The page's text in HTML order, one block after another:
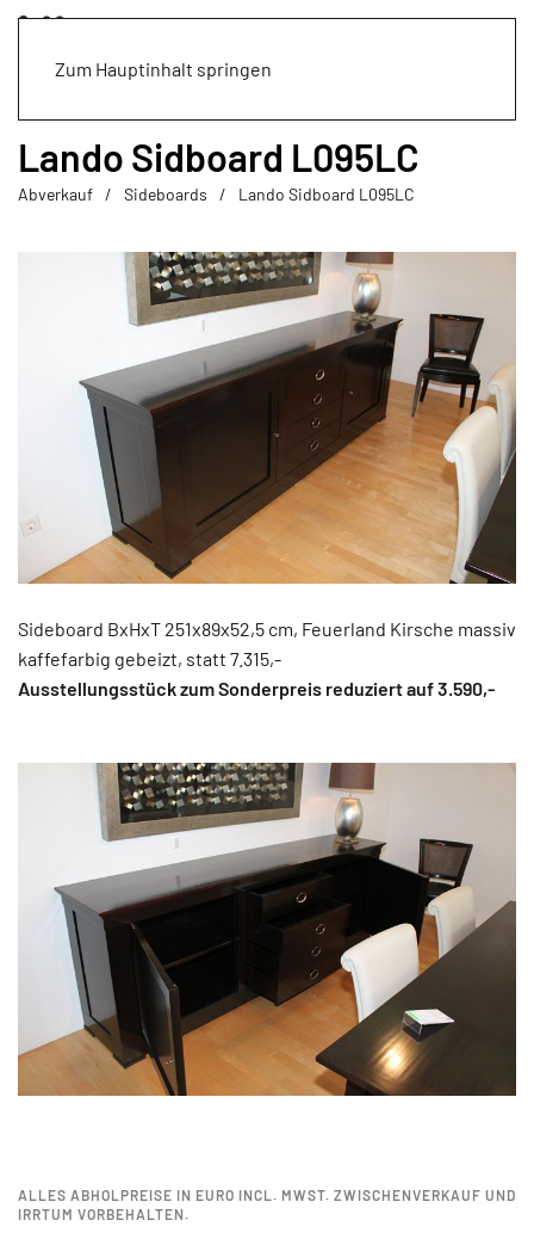
Zum Hauptinhalt springen
Lando Sidboard L095LC
Abverkauf Sideboards Lando Sidboard L095LC
Sideboard BxHxT 251x89x52,5 cm, Feuerland Kirsche massiv
kaffefarbig gebeizt, statt 7.315,-
Ausstellungsstück zum Sonderpreis reduziert auf 3.590,-
ALLES ABHOLPREISE IN EURO INCL. MWST. ZWISCHENVERKAUF UND
IRRTUM VORBEHALTEN.